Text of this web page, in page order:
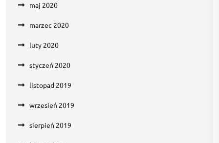
maj 2020
marzec 2020
luty 2020
styczeń 2020
listopad 2019
wrzesień 2019
sierpień 2019